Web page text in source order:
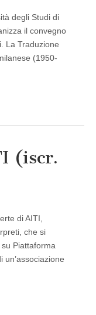
degli Studi di
il convegno
La Traduzione
(1950-
(iscr.
di AITI,
che si
Piattaforma